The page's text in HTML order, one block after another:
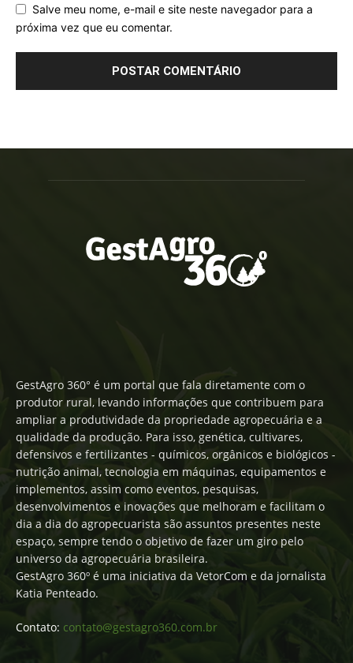
Salve meu nome, e-mail e site neste navegador para a
próxima vez que eu comentar.
GestAgro 360° é um portal que fala diretamente com o
produtor rural, levando informações que contribuem para
ampliar a produtividade da propriedade agropecuária e a
qualidade da produção. Para isso, genética, cultivares,
defensivos e fertilizantes - químicos, orgânicos e biológicos -
nutrição animal, tecnologia em máquinas, equipamentos e
implementos, assim como eventos, pesquisas,
desenvolvimentos e inovações que melhoram e facilitam o
dia a dia do agropecuarista são assuntos presentes neste
espaço, sempre tendo o objetivo de fazer um giro pelo
universo da agropecuária brasileira.
GestAgro 360º é uma iniciativa da VetorCom e da jornalista
Katia Penteado.
Contato: contato@gestagro360.com.br